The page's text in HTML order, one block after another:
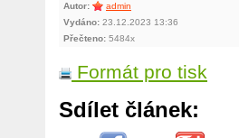
Autor:
admin
Vydáno: 23.12.2023 13:36
Přečteno: 5484x
Formát pro tisk
Sdílet článek: